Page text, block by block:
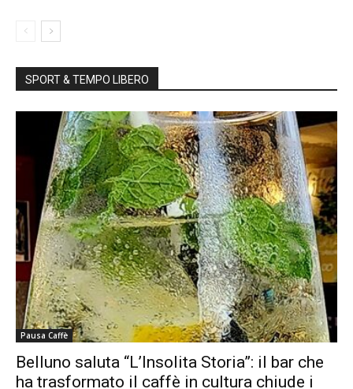
SPORT & TEMPO LIBERO
Pausa Caffè
Belluno saluta “L’Insolita Storia”: il bar che
ha trasformato il caffè in cultura chiude i